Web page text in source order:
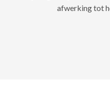
afwerking tot